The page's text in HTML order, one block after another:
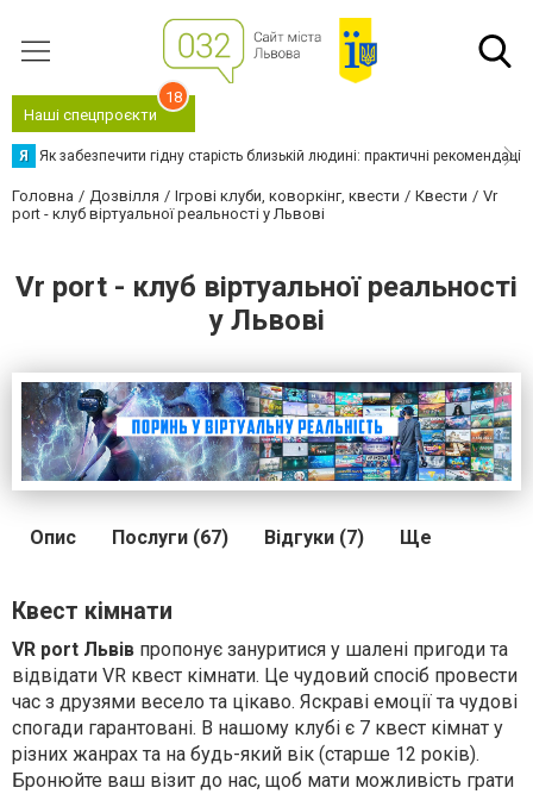
Наші спецпроєкти
18
Я Як забезпечити гідну старість близькій людині: практичні рекомендації
Головна Дозвілля Ігрові клуби, коворкінг, квести Квести
Vr
port - клуб віртуальної реальності у Львові
Vr port - клуб віртуальної реальності
у Львові
Опис Послуги (67) Відгуки (7) Ще
Квест кімнати
VR port Львів пропонує зануритися у шалені пригоди та
відвідати VR квест кімнати. Це чудовий спосіб провести
час з друзями весело та цікаво. Яскраві емоції та чудові
спогади гарантовані. В нашому клубі є 7 квест кімнат у
різних жанрах та на будь-який вік (старше 12 років).
Бронюйте ваш візит до нас, щоб мати можливість грати